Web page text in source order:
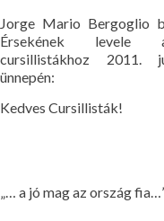
Jorge Mario Bergoglio
Érsekének levele
cursillistákhoz 2011.
ünnepén:
Kedves Cursillisták!
„… a jó mag az ország